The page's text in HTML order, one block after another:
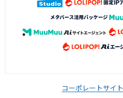
コーポレートサイト